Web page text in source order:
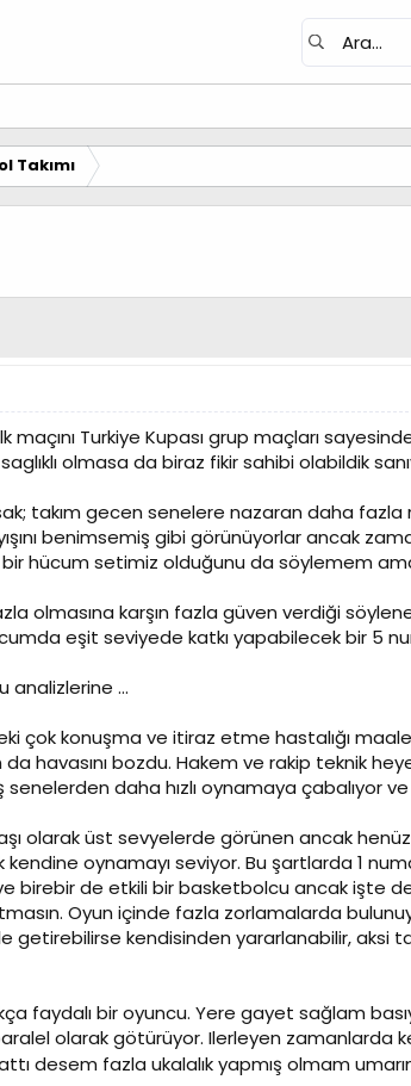
Takımı
maçını Turkiye Kupası grup maçları
olmasa da biraz fikir sahibi olabildik
takım gecen senelere nazaran daha
benimsemiş gibi görünüyorlar ancak
hücum setimiz olduğunu da söylemem
olmasına karşın fazla güven verdiği
eşit seviyede katkı yapabilecek bir 5
analizlerine ...
çok konuşma ve itiraz etme hastalığı
da havasını bozdu. Hakem ve rakip teknik
daha hızlı oynamaya çabalıyor
olarak üst sevyelerde görünen ancak
kendine oynamayı seviyor. Bu şartlarda 1
birebir de etkili bir basketbolcu ancak işte
Oyun içinde fazla zorlamalarda
getirebilirse kendisinden yararlanabilir, aksi
faydalı bir oyuncu. Yere gayet sağlam
olarak götürüyor. Ilerleyen zamanlarda
desem fazla ukalalık yapmış olmam